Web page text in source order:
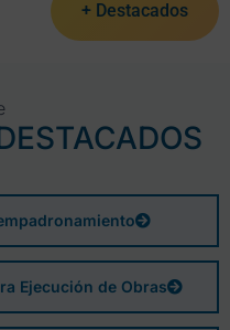
+ Destacados
Ejecución de Obras